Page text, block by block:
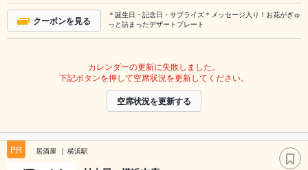
クーポンを見る
＊誕生日・記念日・サプライズ＊メッセージ入り！お花がぎゅ
っと詰まったデザートプレート
カレンダーの更新に失敗しました。
下記ボタンを押して空席状況を更新してください。
空席状況を更新する
PR 居酒屋 横浜駅